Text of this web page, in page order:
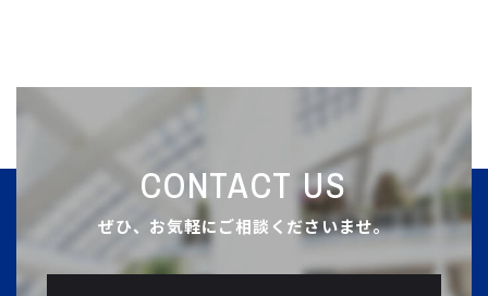
CONTACT US
ぜひ、お気軽にご相談くださいませ。